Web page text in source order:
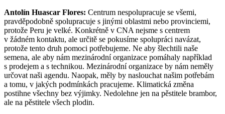
Antolín Huascar Flores: Centrum nespolupracuje se všemi,
pravděpodobně spolupracuje s jinými oblastmi nebo provinciemi,
protože Peru je velké. Konkrétně v CNA nejsme s centrem
v žádném kontaktu, ale určitě se pokusíme spolupráci navázat,
protože tento druh pomoci potřebujeme. Ne aby šlechtili naše
semena, ale aby nám mezinárodní organizace pomáhaly například
s prodejem a s technikou. Mezinárodní organizace by nám neměly
určovat naši agendu. Naopak, měly by naslouchat našim potřebám
a tomu, v jakých podmínkách pracujeme. Klimatická změna
postihne všechny bez výjimky. Nedolehne jen na pěstitele brambor,
ale na pěstitele všech plodin.